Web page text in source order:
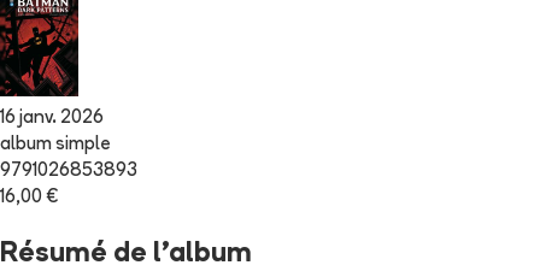
16 janv. 2026
album simple
9791026853893
16,00 €
Résumé de l'album